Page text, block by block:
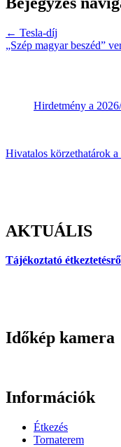
← Tesla-díj
„Szép magyar beszéd”
Hirdetmény a
Hivatalos körzethatárok
AKTUÁLIS
Tájékoztató
Időkép kamera
Információk
Étkezés
Tornaterem